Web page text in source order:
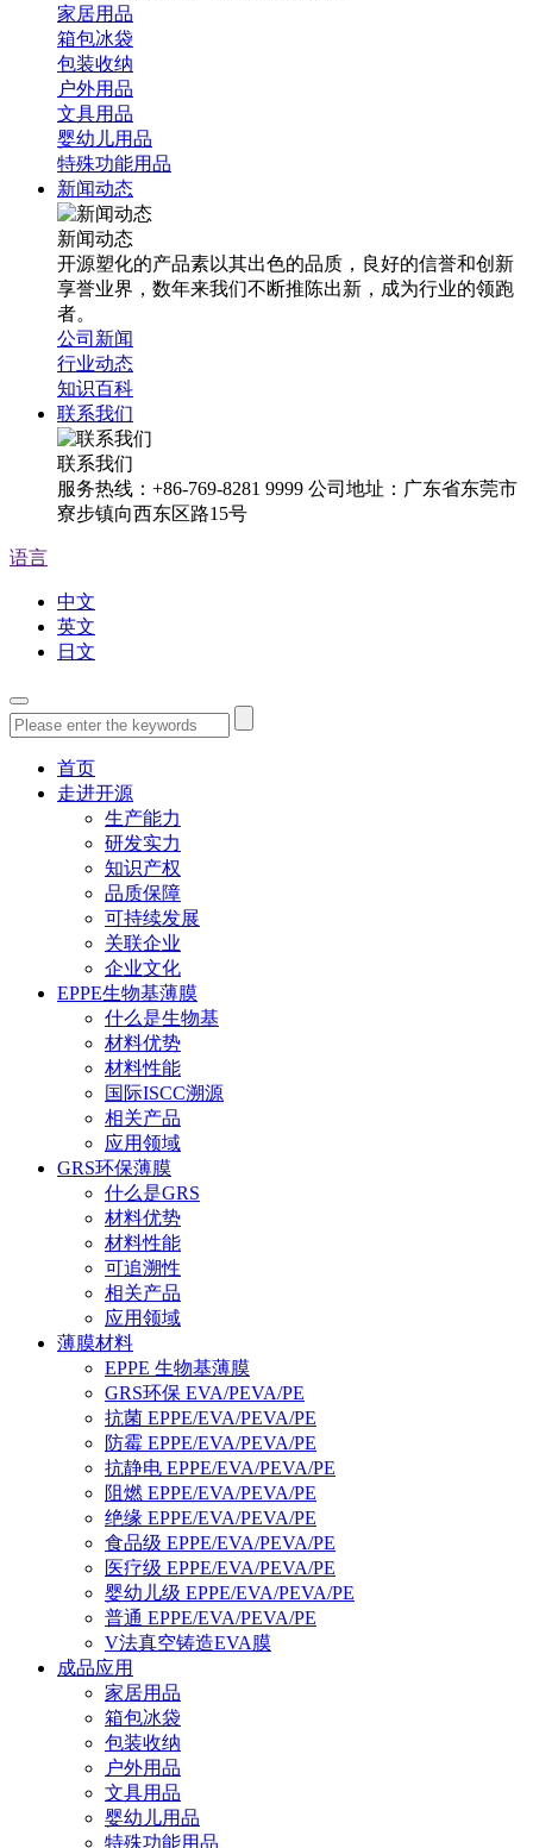
家居用品
箱包冰袋
包装收纳
户外用品
文具用品
婴幼儿用品
特殊功能用品
新闻动态
新闻动态
开源塑化的产品素以其出色的品质，良好的信誉和创新
享誉业界，数年来我们不断推陈出新，成为行业的领跑
者。
公司新闻
行业动态
知识百科
联系我们
联系我们
服务热线：+86-769-8281 9999 公司地址：广东省东莞市
寮步镇向西东区路15号
语言
中文
英文
日文
首页
走进开源
生产能力
研发实力
知识产权
品质保障
可持续发展
关联企业
企业文化
EPPE生物基薄膜
什么是生物基
材料优势
材料性能
国际ISCC溯源
相关产品
应用领域
GRS环保薄膜
什么是GRS
材料优势
材料性能
可追溯性
相关产品
应用领域
薄膜材料
EPPE 生物基薄膜
GRS环保 EVA/PEVA/PE
抗菌 EPPE/EVA/PEVA/PE
防霉 EPPE/EVA/PEVA/PE
抗静电 EPPE/EVA/PEVA/PE
阻燃 EPPE/EVA/PEVA/PE
绝缘 EPPE/EVA/PEVA/PE
食品级 EPPE/EVA/PEVA/PE
医疗级 EPPE/EVA/PEVA/PE
婴幼儿级 EPPE/EVA/PEVA/PE
普通 EPPE/EVA/PEVA/PE
V法真空铸造EVA膜
成品应用
家居用品
箱包冰袋
包装收纳
户外用品
文具用品
婴幼儿用品
特殊功能用品